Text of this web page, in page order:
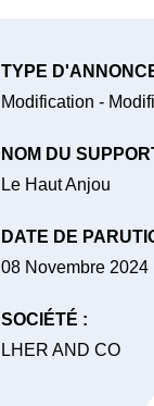
TYPE
Modification -
NOM DU
Le Haut Anjou
DATE DE
08 Novembre 2024
SOCIÉTÉ :
LHER AND CO